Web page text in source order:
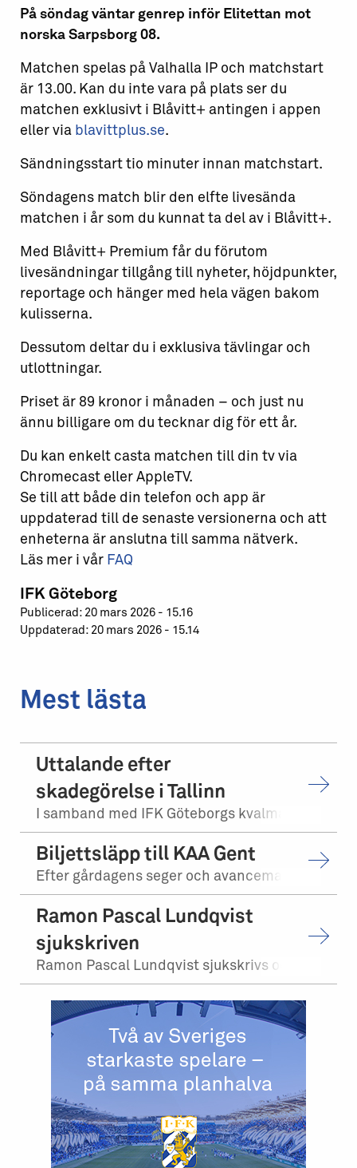
På söndag väntar genrep inför Elitettan mot
norska Sarpsborg 08.
Matchen spelas på Valhalla IP och matchstart
är 13.00. Kan du inte vara på plats ser du
matchen exklusivt i Blåvitt+ antingen i appen
eller via blavittplus.se.
Sändningsstart tio minuter innan matchstart.
Söndagens match blir den elfte livesända
matchen i år som du kunnat ta del av i Blåvitt+.
Med Blåvitt+ Premium får du förutom
livesändningar tillgång till nyheter, höjdpunkter,
reportage och hänger med hela vägen bakom
kulisserna.
Dessutom deltar du i exklusiva tävlingar och
utlottningar.
Priset är 89 kronor i månaden – och just nu
ännu billigare om du tecknar dig för ett år.
Du kan enkelt casta matchen till din tv via
Chromecast eller AppleTV.
Se till att både din telefon och app är
uppdaterad till de senaste versionerna och att
enheterna är anslutna till samma nätverk.
Läs mer i vår FAQ
IFK Göteborg
Publicerad: 20 mars 2026 - 15.16
Uppdaterad: 20 mars 2026 - 15.14
Mest lästa
Uttalande efter
skadegörelse i Tallinn
Biljettsläpp till KAA Gent
Ramon Pascal Lundqvist
sjukskriven